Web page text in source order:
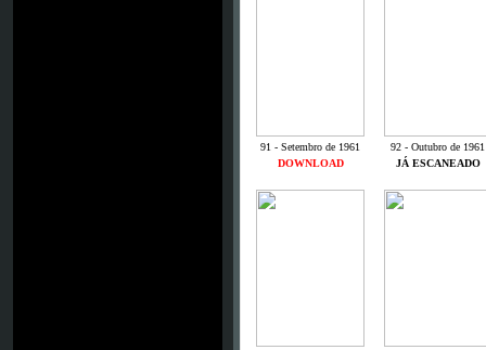
91 - Setembro de 1961
92 - Outubro de 1961
DOWNLOAD
JÁ ESCANEADO